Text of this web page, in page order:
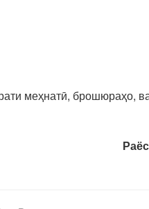
меҳнатӣ, брошюраҳо,